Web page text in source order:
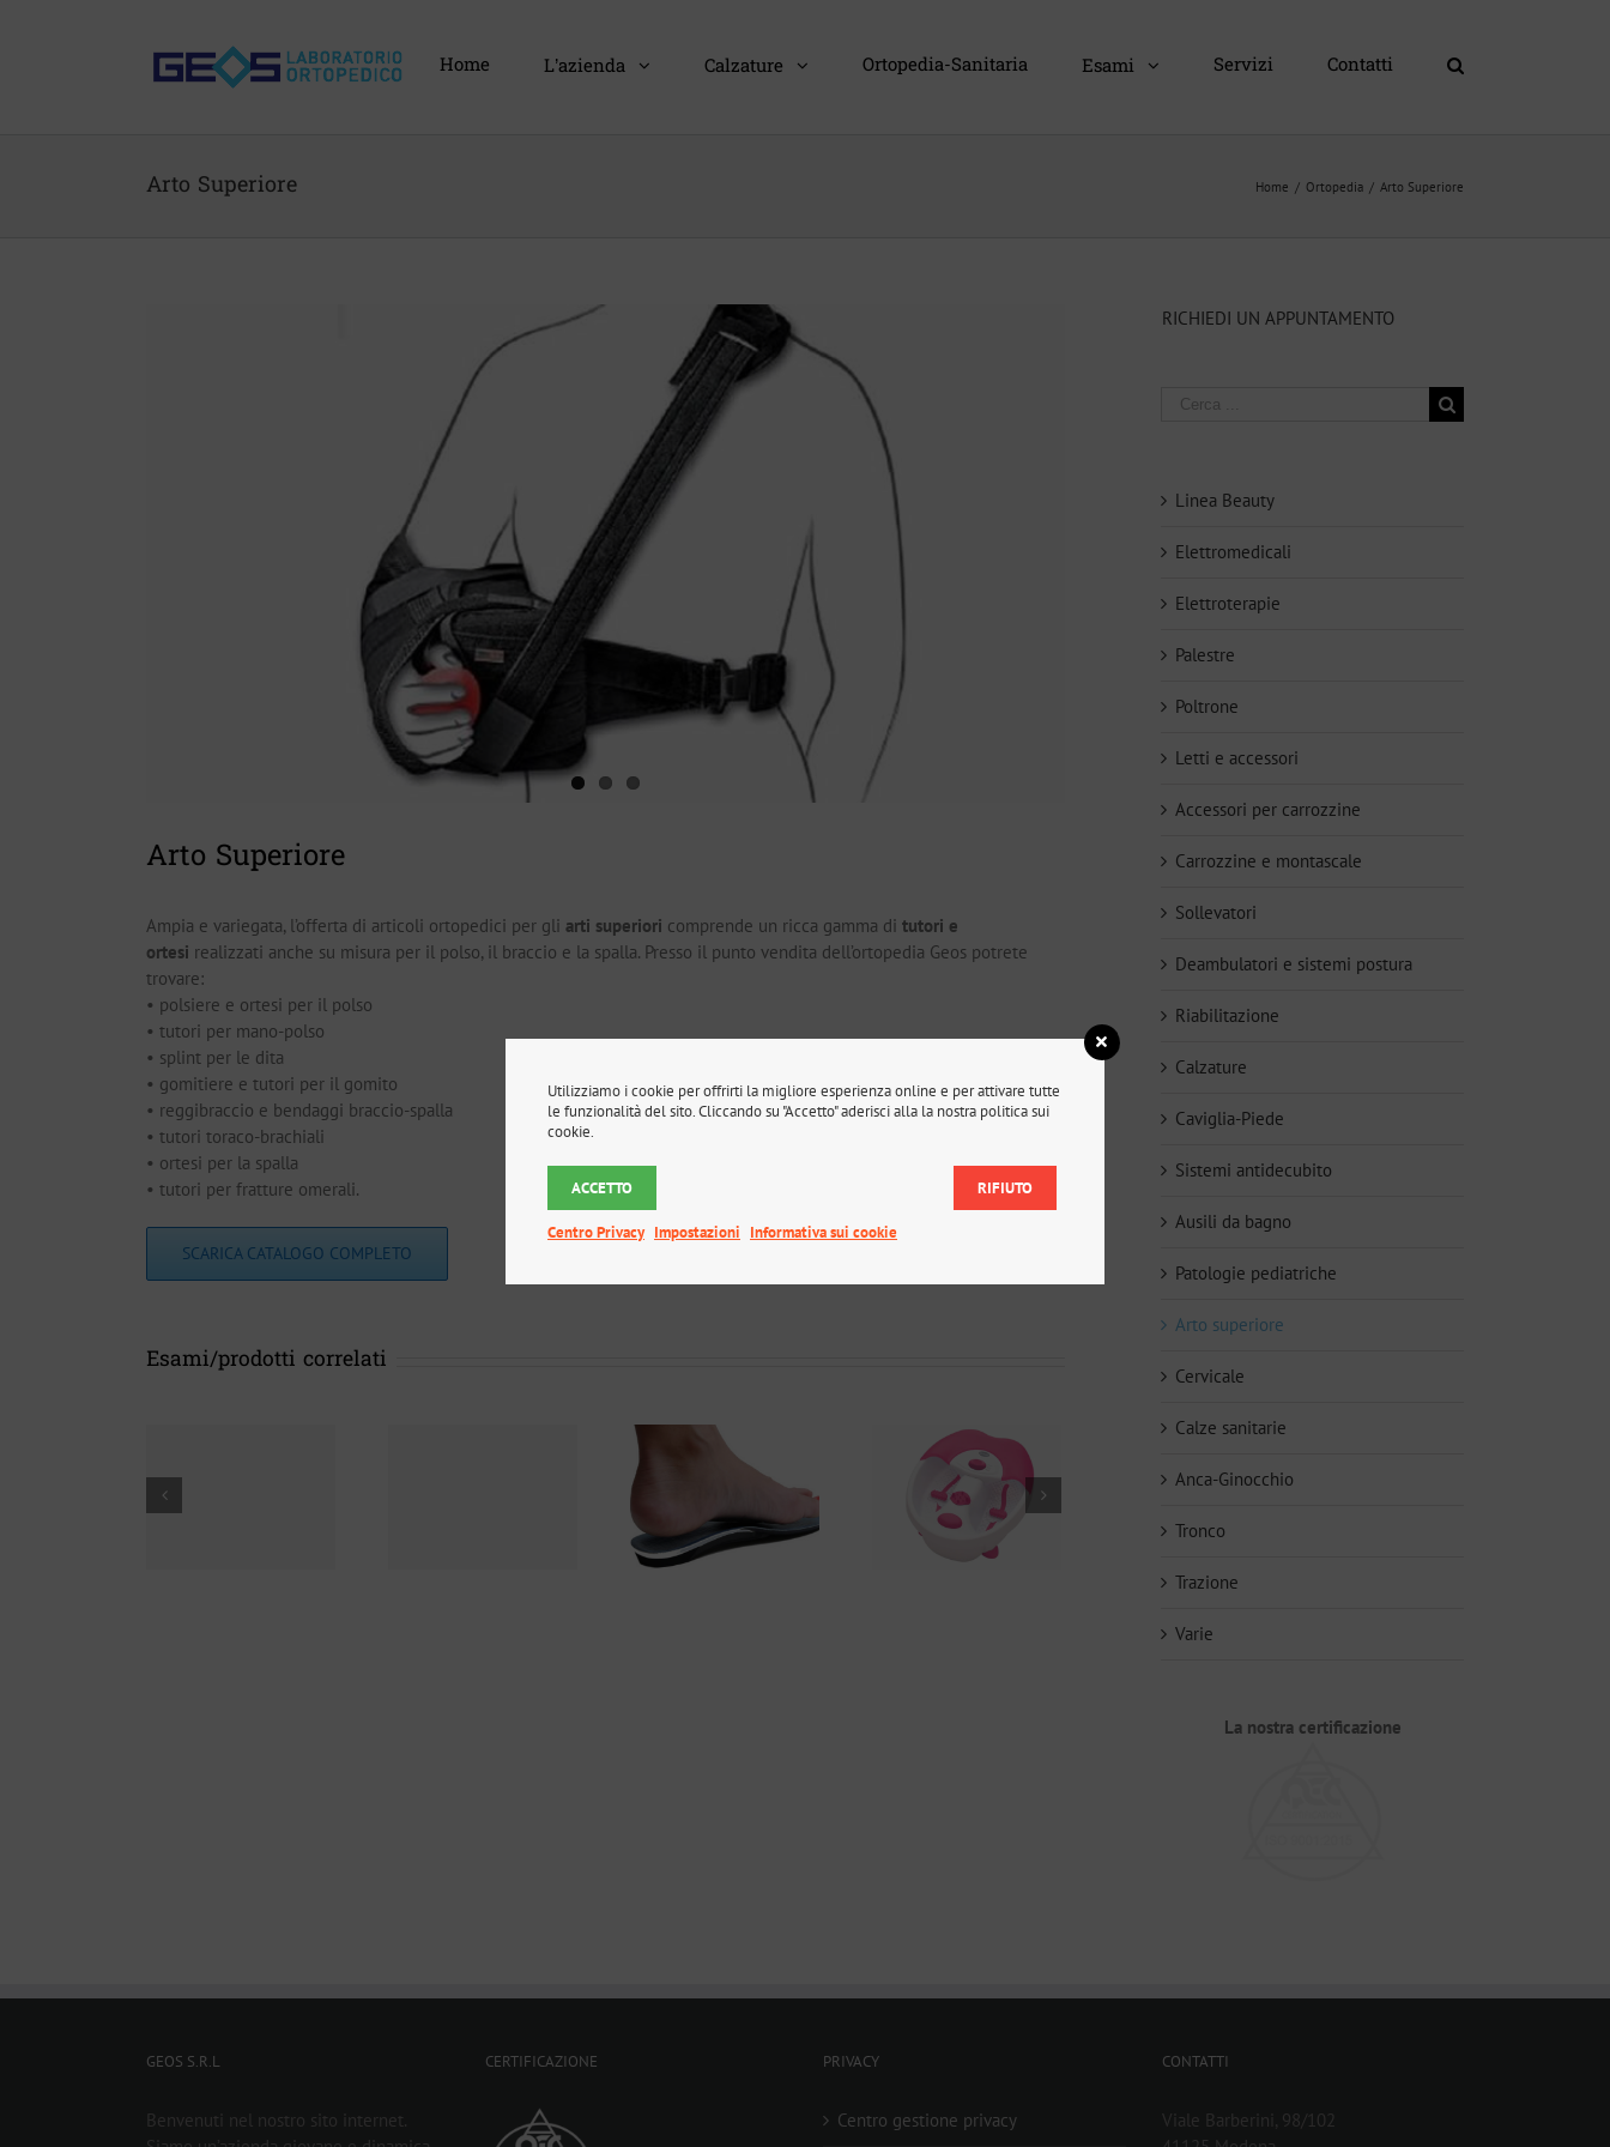
Home L’azienda Calzature Ortopedia-Sanitaria Esami Servizi Contatti
Arto Superiore Home / Ortopedia / Arto Superiore
Arto Superiore
Ampia e variegata, l’offerta di articoli ortopedici per gli arti superiori comprende un ricca gamma di tutori e
ortesi realizzati anche su misura per il polso, il braccio e la spalla. Presso il punto vendita dell’ortopedia Geos potrete
trovare:
• polsiere e ortesi per il polso
• tutori per mano-polso
• splint per le dita
• gomitiere e tutori per il gomito
• reggibraccio e bendaggi braccio-spalla
• tutori toraco-brachiali
• ortesi per la spalla
• tutori per fratture omerali.
SCARICA CATALOGO COMPLETO
Esami/prodotti correlati
Linea Beauty Elettromedicali
RICHIEDI UN APPUNTAMENTO
Ricerca
Linea Beauty
Elettromedicali
Elettroterapie
Palestre
Poltrone
Letti e accessori
Accessori per carrozzine
Carrozzine e montascale
Sollevatori
Deambulatori e sistemi postura
Riabilitazione
Calzature
Caviglia-Piede
Sistemi antidecubito
Ausili da bagno
Patologie pediatriche
Arto superiore
Cervicale
Calze sanitarie
Anca-Ginocchio
Tronco
Trazione
Varie
La nostra certificazione
GEOS S.R.L
Benvenuti nel nostro sito internet.
CERTIFICAZIONE PRIVACY
Centro gestione privacy
CONTATTI
Viale Barberini, 98/102
Utilizziamo i cookie per offrirti la migliore esperienza online e per attivare tutte
le funzionalità del sito. Cliccando su "Accetto" aderisci alla la nostra politica sui
cookie.
ACCETTO RIFIUTO
Centro Privacy Impostazioni Informativa sui cookie